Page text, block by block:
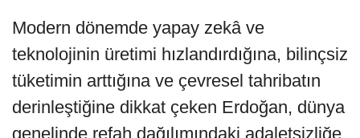
Modern dönemde yapay zekâ ve
teknolojinin üretimi hızlandırdığına, bilinçsiz
tüketimin arttığına ve çevresel tahribatın
derinleştiğine dikkat çeken Erdoğan, dünya
genelinde refah dağılımındaki adaletsizliğe